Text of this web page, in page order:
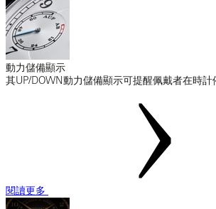
動力儲備顯示
其UP/DOWN動力儲備顯示可提醒佩戴者在時計
閱讀更多